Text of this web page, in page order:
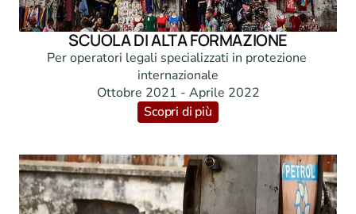
SCUOLA DI ALTA FORMAZIONE
Per operatori legali specializzati in protezione
internazionale
Ottobre 2021 - Aprile 2022
Scopri di più